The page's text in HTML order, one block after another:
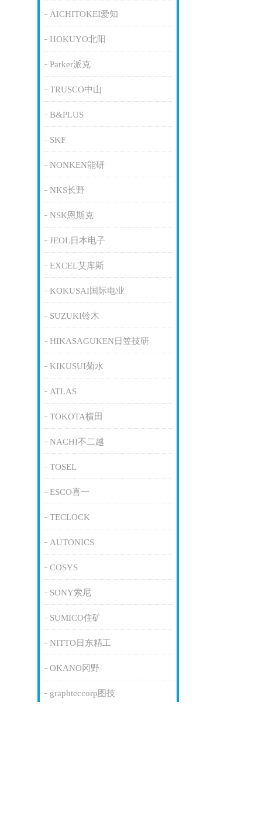
AICHITOKEI爱知
HOKUYO北阳
Parker派克
TRUSCO中山
B&PLUS
SKF
NONKEN能研
NKS长野
NSK恩斯克
JEOL日本电子
EXCEL艾库斯
KOKUSAI国际电业
SUZUKI铃木
HIKASAGUKEN日笠技研
KIKUSUI菊水
ATLAS
TOKOTA横田
NACHI不二越
TOSEL
ESCO喜一
TECLOCK
AUTONICS
COSYS
SONY索尼
SUMICO住矿
NITTO日东精工
OKANO冈野
graphteccorp图技